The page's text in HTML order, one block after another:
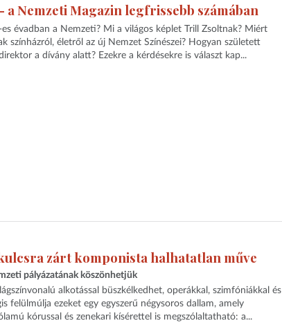
Nemzeti Magazin legfrissebb számában
évadban a Nemzeti? Mi a világos képlet Trill Zsoltnak? Miért
színházról, életről az új Nemzet Színészei? Hogyan született
a dívány alatt? Ezekre a kérdésekre is választ kap...
zárt komponista halhatatlan műve
pályázatának köszönhetjük
alkotással büszkélkedhet, operákkal, szimfóniákkal és
felülmúlja ezeket egy egyszerű négysoros dallam, amely
kórussal és zenekari kísérettel is megszólaltatható: a...